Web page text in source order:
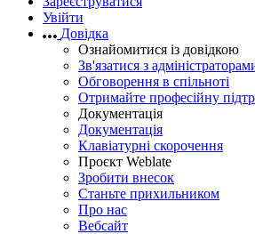
Увійти
Довідка
Ознайомитися із довідкою
Зв'язатися з
Обговорення в спільноті
Отримайте професійну
Документація
Документація
Клавіатурні скорочення
Проєкт Weblate
Зробити внесок
Станьте прихильником
Про нас
Вебсайт